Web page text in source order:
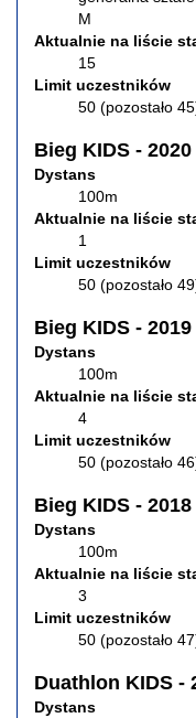
M
Aktualnie na liście
15
Limit uczestników
50 (pozostało
Bieg KIDS - 2020
Dystans
100m
Aktualnie na liście
1
Limit uczestników
50 (pozostało
Bieg KIDS - 2019
Dystans
100m
Aktualnie na liście
4
Limit uczestników
50 (pozostało
Bieg KIDS - 2018
Dystans
100m
Aktualnie na liście
3
Limit uczestników
50 (pozostało
Duathlon KIDS -
Dystans